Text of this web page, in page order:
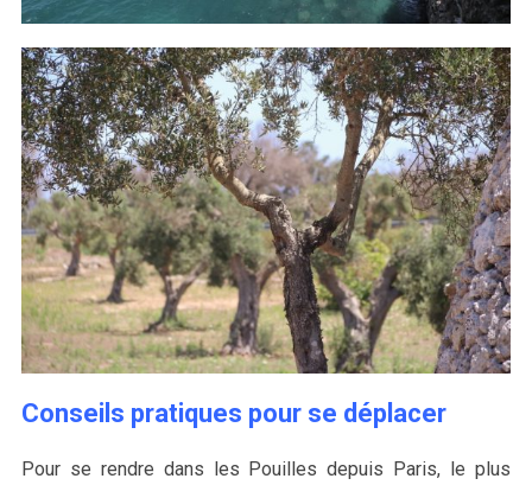
Conseils pratiques pour se déplacer
Pour se rendre dans les Pouilles depuis Paris, le plus